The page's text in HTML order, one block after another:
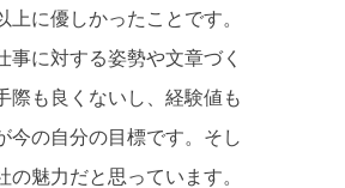
に優しかったことです。
に対する姿勢や文章づく
際も良くないし、経験値も
今の自分の目標です。そし
魅力だと思っています。